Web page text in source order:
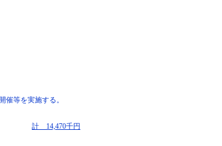
催等を実施する。
計 14,470千円